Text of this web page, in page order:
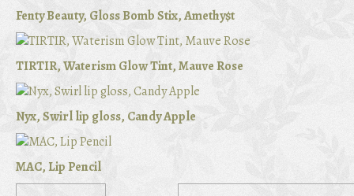
Fenty Beauty, Gloss Bomb Stix, Amethy$t
TIRTIR, Waterism Glow Tint, Mauve Rose
Nyx, Swirl lip gloss, Candy Apple
MAC, Lip Pencil